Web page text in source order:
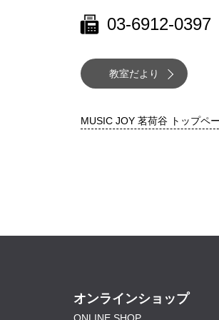
03-6912-0397
教室だより
MUSIC JOY 茗荷谷 トップペ
オンラインショップ